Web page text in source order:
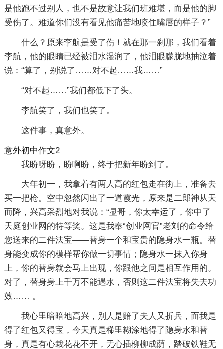
是他跑不过别人，也不是故意让我们班难堪，而是他的脚
受伤了。难道你们没有看见他痛苦地咬住嘴唇的样子？”
什么？原来李航是受了伤！就在那一刹那，我们看着
李航，他的眼睛已经被泪水湿润了，他泪眼朦胧地抽泣着
说：“算了，别说了……对不起……我……”
“对不起……”我们都低下了头。
李航笑了，我们也笑了。
这件事，真意外。
意外初中作文2
我盼呀盼，盼啊盼，终于把新年盼到了。
大年初一，我拿着有两人高的红包走在街上，准备去
买一把枪。空中忽然闪出了一道霞光，原来是二郎神从天
而降，兴高采烈地对我说：“显哥，你太幸运了，你中了
天庭创业网的特等奖。这是我奉“创业网官”老刘的命令给
您送来的二件法宝――替身一个和宝贵的隐身水一瓶。替
身能变成你的模样帮你做一切事情；隐身水一抹入你身
上，你的替身就会马上出现，你跟他之间是相互作用的。
对了，替身身上千万不能遇水，否则这二件法宝将失去功
效…… 。
我心里暗暗地高兴，别人是赔了夫人又折兵，而我是
得了红包又得宝，今天真是稀里糊涂地得了隐身水和替
身，真是有心栽花花不开，无心插柳柳成荫，踏破铁鞋无